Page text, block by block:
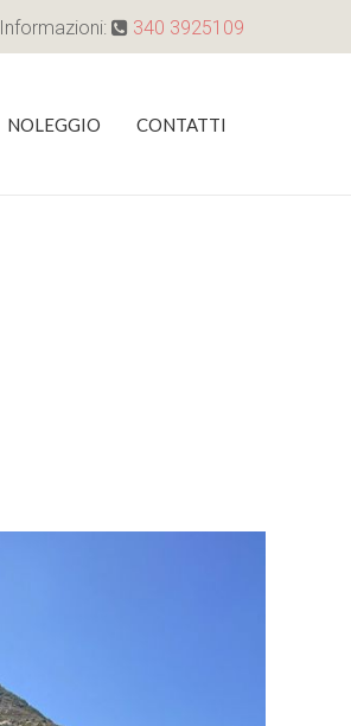
Informazioni: 340 3925109
NOLEGGIO CONTATTI